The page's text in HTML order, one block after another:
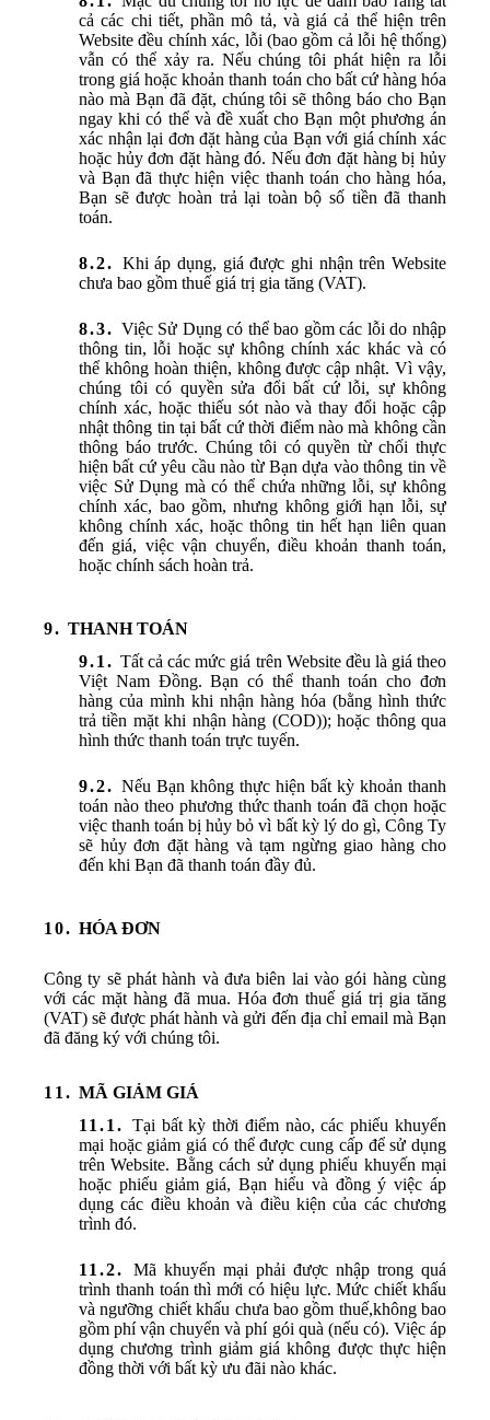
cả các chi tiết, phần mô tả, và giá cả thể hiện trên
Website đều chính xác, lỗi (bao gồm cả lỗi hệ thống)
vẫn có thể xảy ra. Nếu chúng tôi phát hiện ra lỗi
trong giá hoặc khoản thanh toán cho bất cứ hàng hóa
nào mà Bạn đã đặt, chúng tôi sẽ thông báo cho Bạn
ngay khi có thể và đề xuất cho Bạn một phương án
xác nhận lại đơn đặt hàng của Bạn với giá chính xác
hoặc hủy đơn đặt hàng đó. Nếu đơn đặt hàng bị hủy
và Bạn đã thực hiện việc thanh toán cho hàng hóa,
Bạn sẽ được hoàn trả lại toàn bộ số tiền đã thanh
toán.
Khi áp dụng, giá được ghi nhận trên Website
chưa bao gồm thuế giá trị gia tăng (VAT).
Việc Sử Dụng có thể bao gồm các lỗi do nhập
thông tin, lỗi hoặc sự không chính xác khác và có
thể không hoàn thiện, không được cập nhật. Vì vậy,
chúng tôi có quyền sửa đổi bất cứ lỗi, sự không
chính xác, hoặc thiếu sót nào và thay đổi hoặc cập
nhật thông tin tại bất cứ thời điểm nào mà không cần
thông báo trước. Chúng tôi có quyền từ chối thực
hiện bất cứ yêu cầu nào từ Bạn dựa vào thông tin về
việc Sử Dụng mà có thể chứa những lỗi, sự không
chính xác, bao gồm, nhưng không giới hạn lỗi, sự
không chính xác, hoặc thông tin hết hạn liên quan
đến giá, việc vận chuyển, điều khoản thanh toán,
hoặc chính sách hoàn trả.
THANH TOÁN
Tất cả các mức giá trên Website đều là giá theo
Việt Nam Đồng. Bạn có thể thanh toán cho đơn
hàng của mình khi nhận hàng hóa (bằng hình thức
trả tiền mặt khi nhận hàng (COD)); hoặc thông qua
hình thức thanh toán trực tuyến.
Nếu Bạn không thực hiện bất kỳ khoản thanh
toán nào theo phương thức thanh toán đã chọn hoặc
việc thanh toán bị hủy bỏ vì bất kỳ lý do gì, Công Ty
sẽ hủy đơn đặt hàng và tạm ngừng giao hàng cho
đến khi Bạn đã thanh toán đầy đủ.
HÓA ĐƠN
Công ty sẽ phát hành và đưa biên lai vào gói hàng cùng
với các mặt hàng đã mua. Hóa đơn thuế giá trị gia tăng
(VAT) sẽ được phát hành và gửi đến địa chỉ email mà Bạn
đã đăng ký với chúng tôi.
MÃ GIẢM GIÁ
Tại bất kỳ thời điểm nào, các phiếu khuyến
mại hoặc giảm giá có thể được cung cấp để sử dụng
trên Website. Bằng cách sử dụng phiếu khuyến mại
hoặc phiếu giảm giá, Bạn hiểu và đồng ý việc áp
dụng các điều khoản và điều kiện của các chương
trình đó.
Mã khuyến mại phải được nhập trong quá
trình thanh toán thì mới có hiệu lực. Mức chiết khấu
và ngưỡng chiết khấu chưa bao gồm thuế,không bao
gồm phí vận chuyển và phí gói quà (nếu có). Việc áp
dụng chương trình giảm giá không được thực hiện
đồng thời với bất kỳ ưu đãi nào khác.